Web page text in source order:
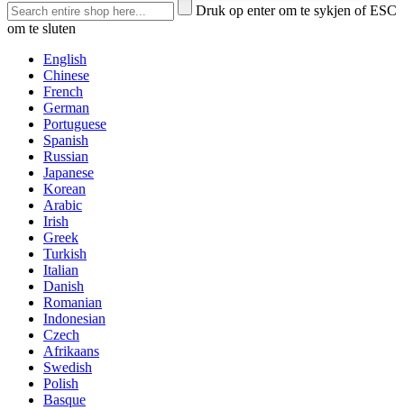
Druk op enter om te sykjen of ESC
om te sluten
English
Chinese
French
German
Portuguese
Spanish
Russian
Japanese
Korean
Arabic
Irish
Greek
Turkish
Italian
Danish
Romanian
Indonesian
Czech
Afrikaans
Swedish
Polish
Basque